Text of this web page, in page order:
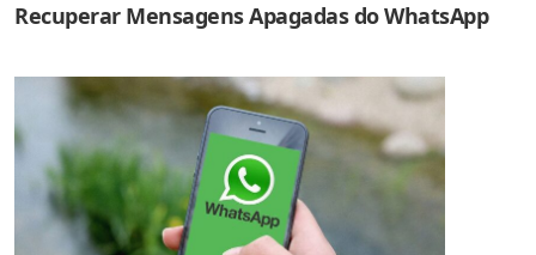
Recuperar Mensagens Apagadas do WhatsApp